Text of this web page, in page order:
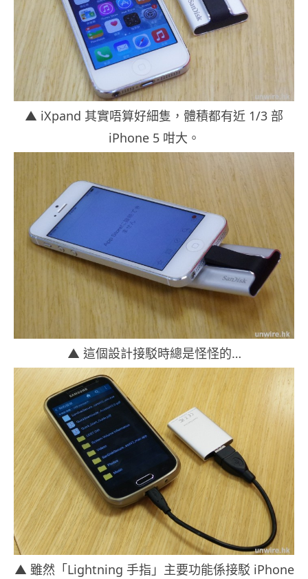
▲ iXpand 其實唔算好細隻，體積都有近 1/3 部
iPhone 5 咁大。
▲ 這個設計接駁時總是怪怪的…
▲ 雖然「Lightning 手指」主要功能係接駁 iPhone